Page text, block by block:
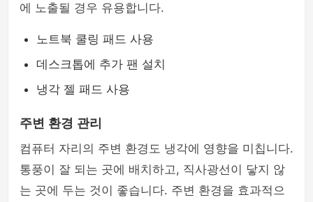
에 노출될 경우 유용합니다.
노트북 쿨링 패드 사용
데스크톱에 추가 팬 설치
냉각 젤 패드 사용
주변 환경 관리
컴퓨터 자리의 주변 환경도 냉각에 영향을 미칩니다.
통풍이 잘 되는 곳에 배치하고, 직사광선이 닿지 않
는 곳에 두는 것이 좋습니다. 주변 환경을 효과적으